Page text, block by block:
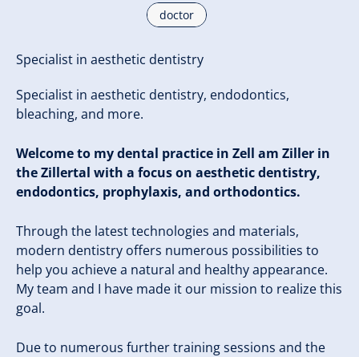
doctor
Specialist in aesthetic dentistry
Specialist in aesthetic dentistry, endodontics,
bleaching, and more.
Welcome to my dental practice in Zell am Ziller in
the Zillertal with a focus on aesthetic dentistry,
endodontics, prophylaxis, and orthodontics.
Through the latest technologies and materials,
modern dentistry offers numerous possibilities to
help you achieve a natural and healthy appearance.
My team and I have made it our mission to realize this
goal.
Due to numerous further training sessions and the